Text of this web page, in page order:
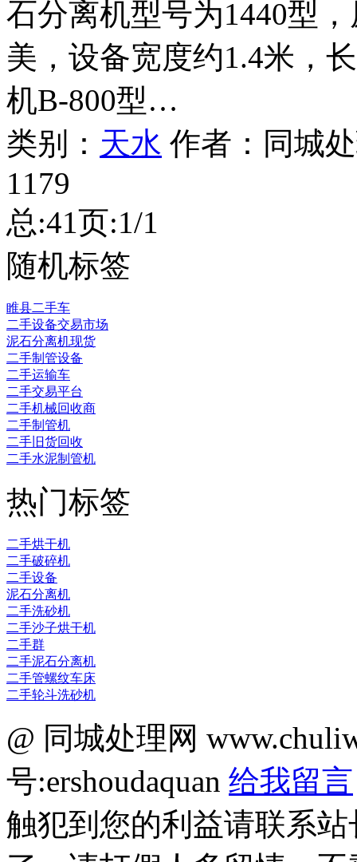
石分离机型号为1440型
美，设备宽度约1.4米，
机B-800型…
类别： 天水 作者： 同城
1179
总:41页:1/1
随机标签
睢县二手车
二手设备交易市场
泥石分离机现货
二手制管设备
二手运输车
二手交易平台
二手机械回收商
二手制管机
二手旧货回收
二手水泥制管机
热门标签
二手烘干机
二手破碎机
二手设备
泥石分离机
二手洗砂机
二手沙子烘干机
二手群
二手泥石分离机
二手管螺纹车床
二手轮斗洗砂机
@ 同城处理网
号:ershoudaquan 给我留言
触犯到您的利益请联系